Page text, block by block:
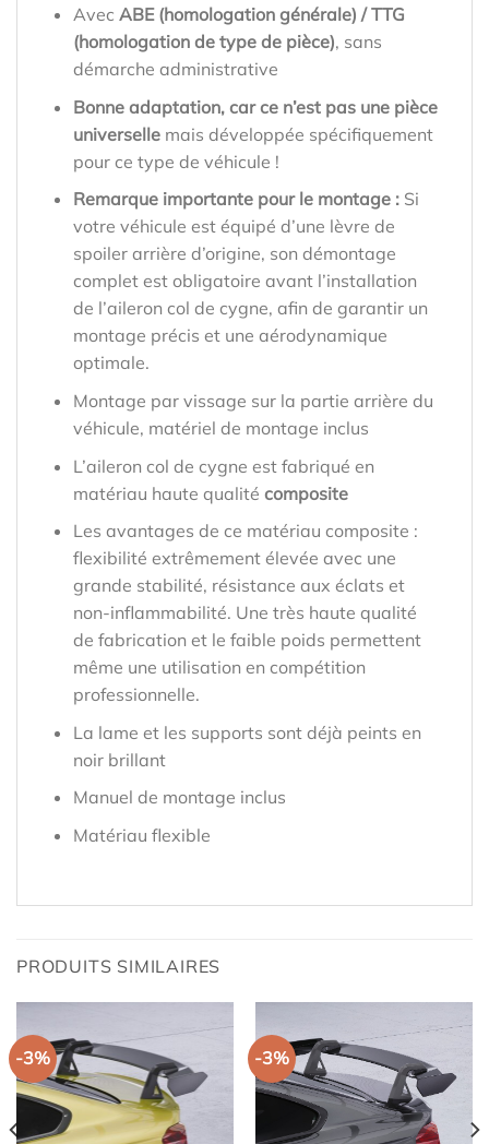
Avec ABE (homologation générale) / TTG
(homologation de type de pièce), sans
démarche administrative
Bonne adaptation, car ce n’est pas une pièce
universellemais développée spécifiquement
pour ce type de véhicule !
Remarque importante pour le montage : Si
votre véhicule est équipé d’une lèvre de
spoiler arrière d’origine, son démontage
complet est obligatoire avant l’installation
de l’aileron col de cygne, afin de garantir un
montage précis et une aérodynamique
optimale.
Montage par vissage sur la partie arrière du
véhicule, matériel de montage inclus
L’aileron col de cygne est fabriqué en
matériau haute qualité composite
Les avantages de ce matériau composite :
flexibilité extrêmement élevée avec une
grande stabilité, résistance aux éclats et
non-inflammabilité. Une très haute qualité
de fabrication et le faible poids permettent
même une utilisation en compétition
professionnelle.
La lame et les supports sont déjà peints en
noir brillant
Manuel de montage inclus
Matériau flexible
PRODUITS SIMILAIRES
-3% -3%